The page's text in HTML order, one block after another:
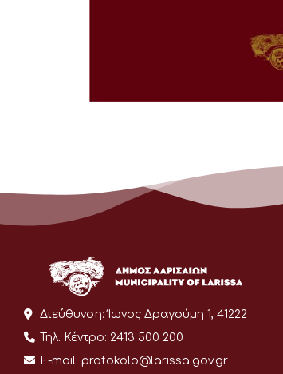
Διεύθυνση: Ίωνος Δραγούμη 1, 41222
Τηλ. Κέντρο: 2413 500 200
E-mail: protokolo@larissa.gov.gr